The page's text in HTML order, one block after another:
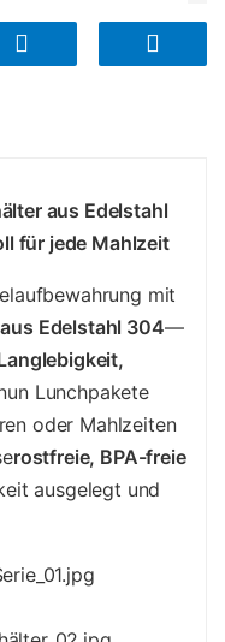
aus Edelstahl
für jede Mahlzeit
mit
Edelstahl 304—
Lunchpakete
oder Mahlzeiten
rostfreie, BPA-freie
ausgelegt und